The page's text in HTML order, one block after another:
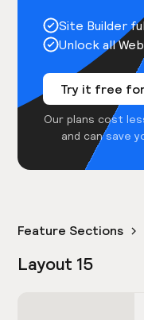
Site Builder
Unlock all
Try it free
Our plans cost
and can save
Feature Sections
Layout 15